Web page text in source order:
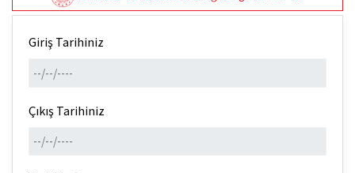
Giriş Tarihiniz
Çıkış Tarihiniz